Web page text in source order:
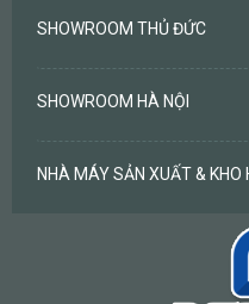
SHOWROOM THỦ ĐỨC
SHOWROOM HÀ NỘI
NHÀ MÁY SẢN XUẤT & KHO